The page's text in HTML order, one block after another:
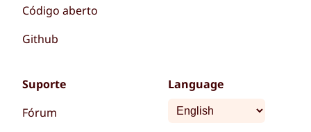
Código aberto
Github
Suporte
Fórum
Language